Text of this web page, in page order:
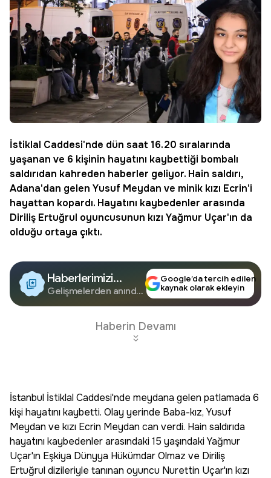
İstiklal Caddesi'nde dün saat 16.20 sıralarında
yaşanan ve 6 kişinin hayatını kaybettiği bombalı
saldırıdan kahreden haberler geliyor. Hain saldırı,
Adana'dan gelen Yusuf Meydan ve minik kızı Ecrin'i
hayattan kopardı. Hayatını kaybedenler arasında
Diriliş Ertuğrul oyuncusunun kızı Yağmur Uçar'ın da
olduğu ortaya çıktı.
Haberlerimizi
Google'da Takip
Edin
Gelişmelerden anında
Google’da tercih edilen
kaynak olarak ekleyin
Haberin Devamı
İstanbul İstiklal Caddesi'nde meydana gelen patlamada 6
kişi hayatını kaybetti. Olay yerinde Baba-kız, Yusuf
Meydan ve kızı Ecrin Meydan can verdi. Hain saldırıda
hayatını kaybedenler arasındaki 15 yaşındaki Yağmur
Uçar'ın Eşkiya Dünyya Hükümdar Olmaz ve Diriliş
Ertuğrul dizileriyle tanınan oyuncu Nurettin Uçar'ın kızı